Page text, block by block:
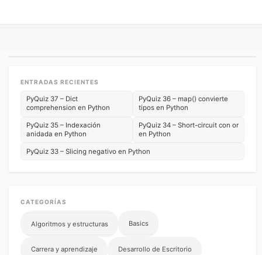
ENTRADAS RECIENTES
PyQuiz 37 – Dict
comprehension en Python
PyQuiz 36 – map() convierte
tipos en Python
PyQuiz 35 – Indexación
anidada en Python
PyQuiz 34 – Short-circuit con or
en Python
PyQuiz 33 – Slicing negativo en Python
CATEGORÍAS
Algoritmos y estructuras Basics
Carrera y aprendizaje Desarrollo de Escritorio